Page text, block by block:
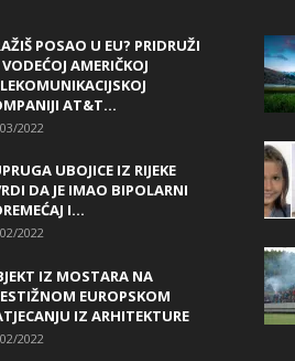
POSAO U EU? PRIDRUŽI
VODEĆOJ AMERIČKOJ
AT&T...
2022
UBOJICE IZ RIJEKE
DA JE IMAO BIPOLARNI
I...
2022
IZ MOSTARA NA
EUROPSKOM
IZ ARHITEKTURE
2022